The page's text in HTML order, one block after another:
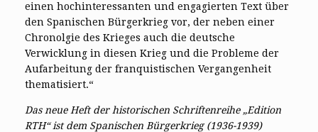
einen hochinteressanten und engagierten Text über
den Spanischen Bürgerkrieg vor, der neben einer
Chronolgie des Krieges auch die deutsche
Verwicklung in diesen Krieg und die Probleme der
Aufarbeitung der franquistischen Vergangenheit
thematisiert.“
Das neue Heft der historischen Schriftenreihe „Edition
RTH“ ist dem Spanischen Bürgerkrieg (1936-1939)